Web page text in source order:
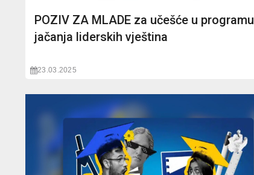
POZIV ZA MLADE za učešće u programu
jačanja liderskih vještina
23.03.2025